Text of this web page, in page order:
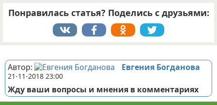
Понравилась статья? Поделись с друзьями:
Автор: Евгения Богданова
21-11-2018 23:00
Жду ваши вопросы и мнения в комментариях